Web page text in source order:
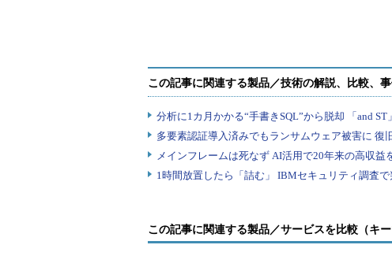
とが難しい。エンジニアを新たに採用し
SIerを活用しようとしても、新規事業な
です」
この記事に関連する製品／サービスを比較（キー